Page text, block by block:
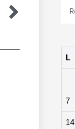
L
7
14